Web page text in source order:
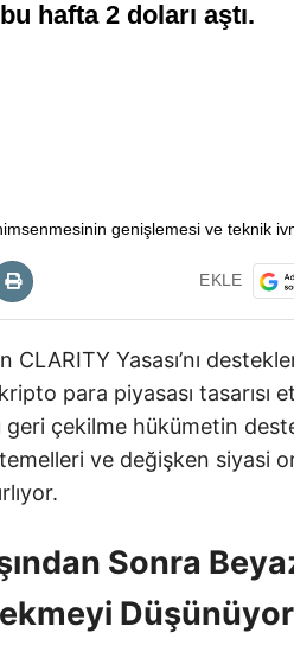
hafta 2 doları aştı.
EKLE
CLARITY Yasası’nı
para piyasası tasarısı
çekilme hükümetin
ve değişken siyasi
Sonra
Düşünüyor